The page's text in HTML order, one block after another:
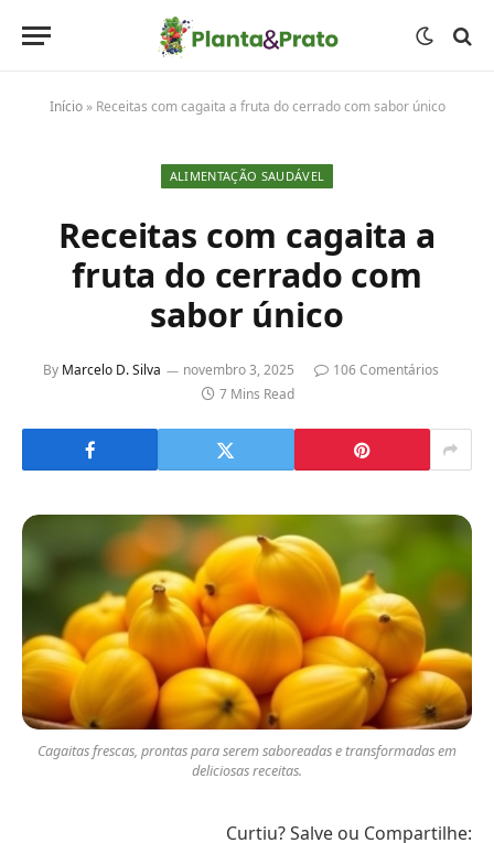
Início» Receitas com cagaita a fruta do cerrado com sabor único
ALIMENTAÇÃO SAUDÁVEL
Receitas com cagaita a
fruta do cerrado com
sabor único
By Marcelo D. Silva novembro 3, 2025
106 Comentários
7 Mins Read
Cagaitas frescas, prontas para serem saboreadas e transformadas em
deliciosas receitas.
Curtiu? Salve ou Compartilhe: